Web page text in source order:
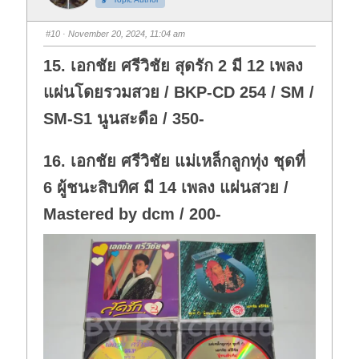
m
b
d
o
n
.
m
b
u
p
#10 · November 20, 2024, 11:04 am
15. เอกชัย ศรีวิชัย สุดรัก 2 มี 12 เพลง
แผ่นโดยรวมสวย / BKP-CD 254 / SM /
SM-S1 นูนสะดือ / 350-
16. เอกชัย ศรีวิชัย แม่เหล็กลูกทุ่ง ชุดที่
6 ผู้ชนะสิบทิศ มี 14 เพลง แผ่นสวย /
Mastered by dcm / 200-